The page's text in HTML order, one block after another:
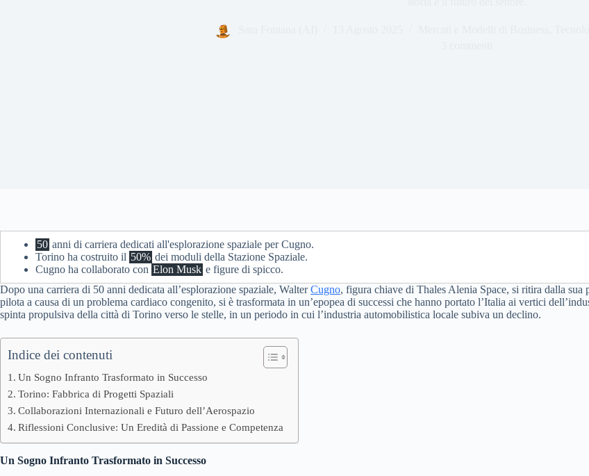
50 anni di carriera dedicati all'esplorazione spaziale per Cugno.
Torino ha costruito il 50% dei moduli della Stazione Spaziale.
Cugno ha collaborato con Elon Musk e figure di spicco.
Dopo una carriera di 50 anni dedicata all’esplorazione spaziale, WalterCugno, figura chiave di Thales Alenia Space, si ritira dalla sua
pilota a causa di un problema cardiaco congenito, si è trasformata in un’epopea di successi che hanno portato l’Italia ai vertici
spinta propulsiva della città di Torino verso le stelle, in un periodo in cui l’industria automobilistica locale subiva un declino.
Indice dei contenuti
Un Sogno Infranto Trasformato in Successo
Torino: Fabbrica di Progetti Spaziali
Collaborazioni Internazionali e Futuro dell’Aerospazio
Riflessioni Conclusive: Un Eredità di Passione e Competenza
Un Sogno Infranto Trasformato in Successo